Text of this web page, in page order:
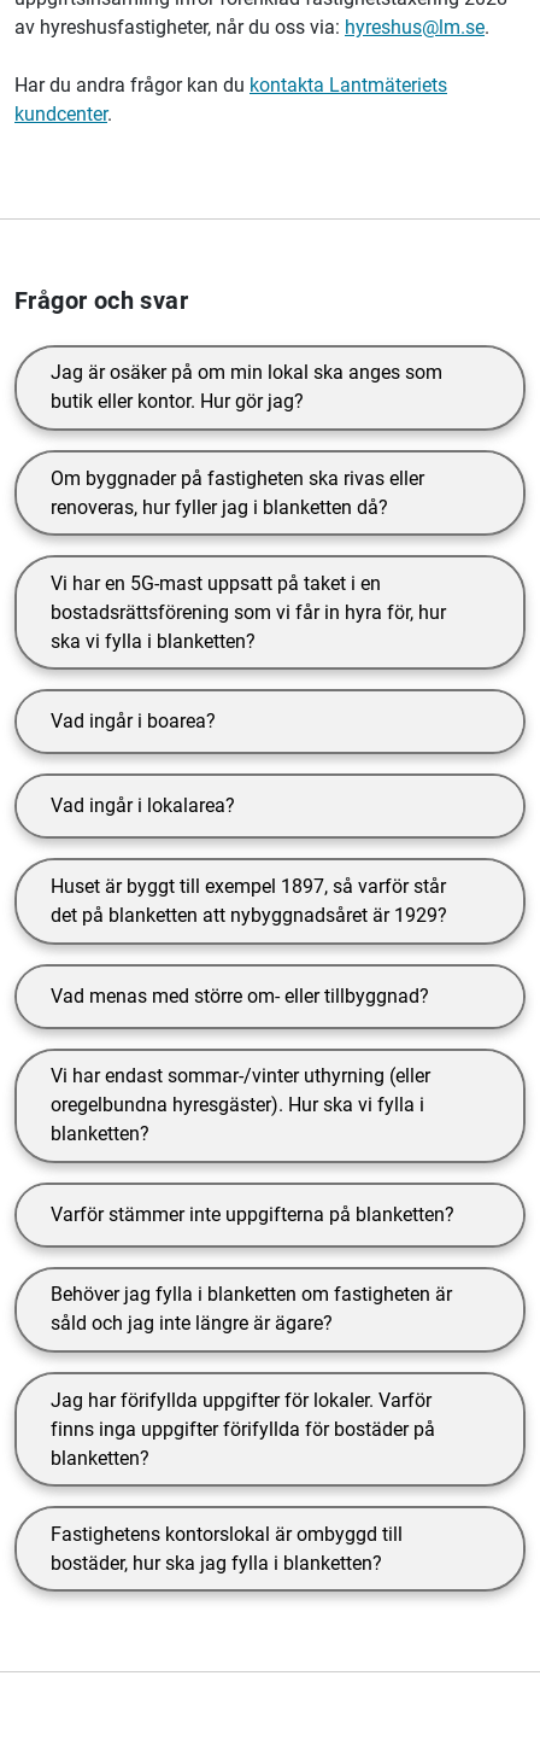
av hyreshusfastigheter, når du oss via: hyreshus@lm.se.
Har du andra frågor kan du kontakta Lantmäteriets
kundcenter.
Frågor och svar
Jag är osäker på om min lokal ska anges som
butik eller kontor. Hur gör jag?
Om byggnader på fastigheten ska rivas eller
renoveras, hur fyller jag i blanketten då?
Vi har en 5G-mast uppsatt på taket i en
bostadsrättsförening som vi får in hyra för, hur
ska vi fylla i blanketten?
Vad ingår i boarea?
Vad ingår i lokalarea?
Huset är byggt till exempel 1897, så varför står
det på blanketten att nybyggnadsåret är 1929?
Vad menas med större om- eller tillbyggnad?
Vi har endast sommar-/vinter uthyrning (eller
oregelbundna hyresgäster). Hur ska vi fylla i
blanketten?
Varför stämmer inte uppgifterna på blanketten?
Behöver jag fylla i blanketten om fastigheten är
såld och jag inte längre är ägare?
Jag har förifyllda uppgifter för lokaler. Varför
finns inga uppgifter förifyllda för bostäder på
blanketten?
Fastighetens kontorslokal är ombyggd till
bostäder, hur ska jag fylla i blanketten?